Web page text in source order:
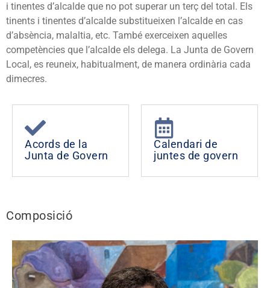
i tinentes d’alcalde que no pot superar un terç del total. Els
tinents i tinentes d’alcalde substitueixen l’alcalde en cas
d’absència, malaltia, etc. També exerceixen aquelles
competències que l’alcalde els delega. La Junta de Govern
Local, es reuneix, habitualment, de manera ordinària cada
dimecres.
Acords de la
Junta de Govern
Calendari de
juntes de govern
Composició